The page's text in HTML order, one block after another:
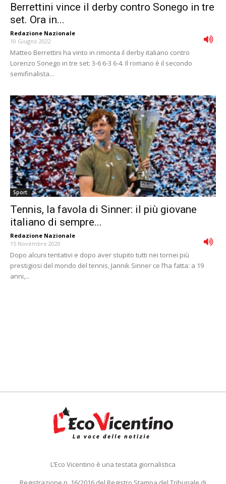
Berrettini vince il derby contro Sonego in tre
set. Ora in...
Redazione Nazionale -
10 Giugno 2022
Matteo Berrettini ha vinto in rimonta il derby italiano contro
Lorenzo Sonego in tre set: 3-6 6-3 6-4. Il romano è il secondo
semifinalista...
Sport
Tennis, la favola di Sinner: il più giovane
italiano di sempre...
Redazione Nazionale -
15 Novembre 2020
Dopo alcuni tentativi e dopo aver stupito tutti nei tornei più
prestigiosi del mondo del tennis, Jannik Sinner ce l’ha fatta: a 19
anni,...
L’Eco Vicentino è una testata giornalistica